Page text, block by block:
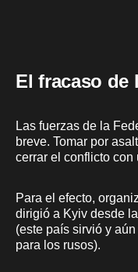
El fracaso de
Las fuerzas de la
breve. Tomar por
cerrar el conflicto con
Para el efecto,
dirigió a Kyiv desde
(este país sirvió y
para los rusos).